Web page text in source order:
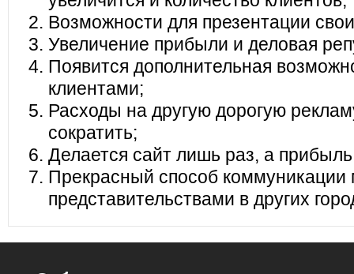
Возможности для презентации
Увеличение прибыли и деловая
Появится дополнительная
клиентами;
Расходы на другую дорогую
сократить;
Делается сайт лишь раз, а
Прекрасный способ коммуникации
представительствами в других